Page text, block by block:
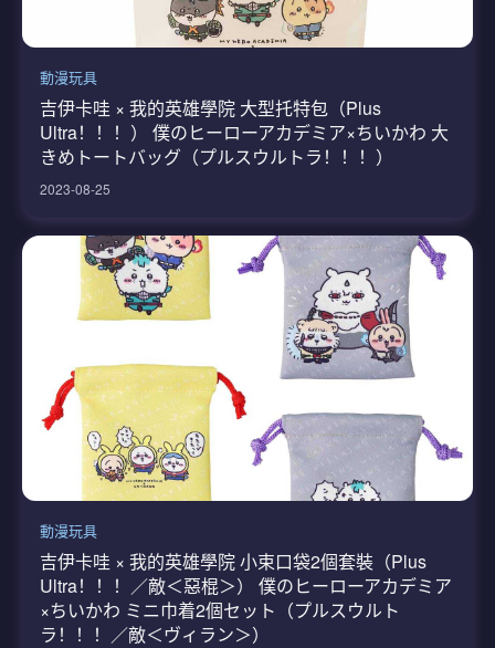
動漫玩具
吉伊卡哇 × 我的英雄學院 大型托特包（Plus
Ultra！！！） 僕のヒーローアカデミア×ちいかわ 大
きめトートバッグ（プルスウルトラ！！！）
2023-08-25
動漫玩具
吉伊卡哇 × 我的英雄學院 小束口袋2個套裝（Plus
Ultra！！！／敵＜惡棍＞） 僕のヒーローアカデミア
×ちいかわ ミニ巾着2個セット（プルスウルト
ラ！！！／敵＜ヴィラン＞）